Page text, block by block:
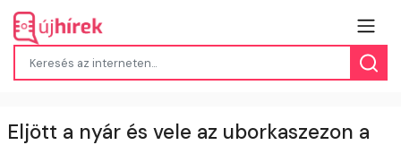
Eljött a nyár és vele az uborkaszezon a